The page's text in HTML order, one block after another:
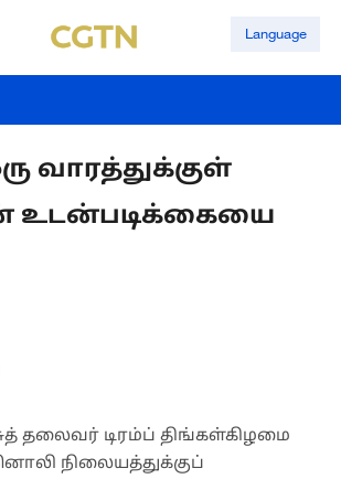
Language
வாரத்துக்குள்
உடன்படிக்கையை
தலைவர் டிரம்ப் திங்கள்கிழமை
நிலையத்துக்குப்